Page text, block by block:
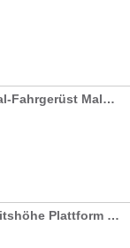
Alugerüst 12m Universal-Fahrgerüst Malergerüst Handwerkergerüst Standard-Ausführung Rollgerüst
Fahrgerüst 13,2 m Arbeitshöhe Plattform 1,80 x 0,60 m Rollgerüst Malergerüst Handwerkergerüst Profi